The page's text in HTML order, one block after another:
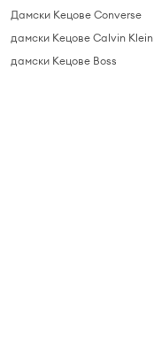
Дамски Кецове Converse
дамски Кецове Calvin Klein
дамски Кецове Boss